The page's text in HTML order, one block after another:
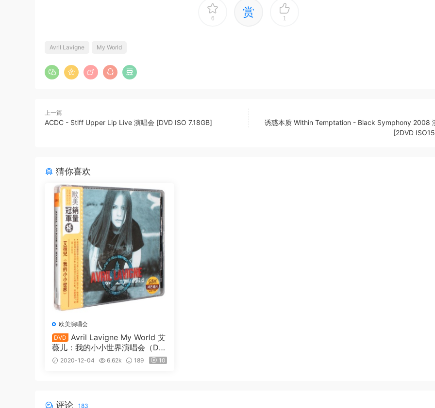
6 赏 1
Avril Lavigne My World
上一篇
ACDC - Stiff Upper Lip Live 演唱会 [DVD ISO 7.18GB]
诱惑本质 Within Temptation - Black Symphony 2008
[2DVD
猜你喜欢
欧美演唱会
DVD
Avril Lavigne My World 艾
薇儿：我的小小世界演唱会（DV
D ISO 7.01G）
2020-12-04 6.62k 189 10
评论 183